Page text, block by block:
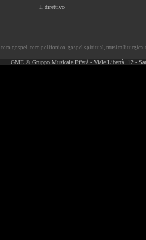
Il direttivo
coro gospel , coro polifonico, gospel spiritual , musica liturgica,
GME © Gruppo Musicale Effatà - Viale Libertà, 12 -